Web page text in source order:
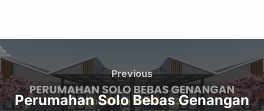
Post
navigation
Previous
Previous
Perumahan Solo Bebas Genangan